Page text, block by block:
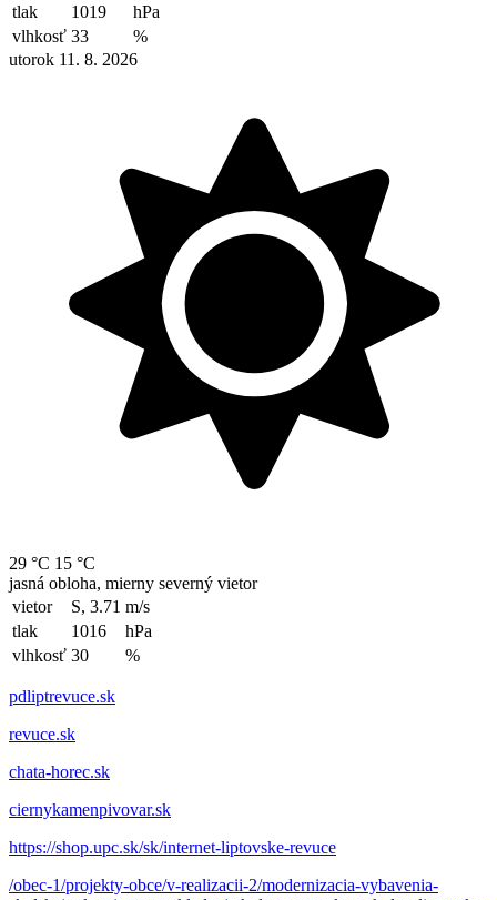
tlak
1019
hPa
vlhkosť 33
%
utorok 11. 8. 2026
29 °C 15 °C
jasná obloha, mierny severný vietor
vietor
S, 3.71 m/s
tlak
1016
hPa
vlhkosť 30 %
pdliptrevuce.sk
revuce.sk
chata-horec.sk
ciernykamenpivovar.sk
https://shop.upc.sk/sk/internet-liptovske-revuce
/obec-1/projekty-obce/v-realizacii-2/modernizacia-vybavenia-